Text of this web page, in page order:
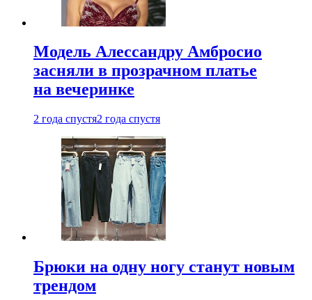
Модель Алессандру Амбросио
засняли в прозрачном платье
на вечеринке
2 года спустя2 года спустя
Брюки на одну ногу станут новым
трендом